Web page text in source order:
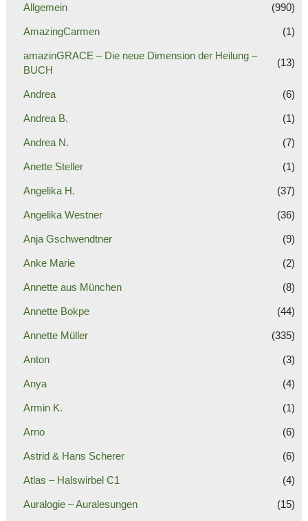
Allgemein (990)
AmazingCarmen (1)
amazinGRACE – Die neue Dimension der Heilung –
BUCH
(13)
Andrea (6)
Andrea B. (1)
Andrea N. (7)
Anette Steller (1)
Angelika H. (37)
Angelika Westner (36)
Anja Gschwendtner (9)
Anke Marie (2)
Annette aus München (8)
Annette Bokpe (44)
Annette Müller (335)
Anton (3)
Anya (4)
Armin K. (1)
Arno (6)
Astrid & Hans Scherer (6)
Atlas – Halswirbel C1 (4)
Auralogie – Auralesungen (15)